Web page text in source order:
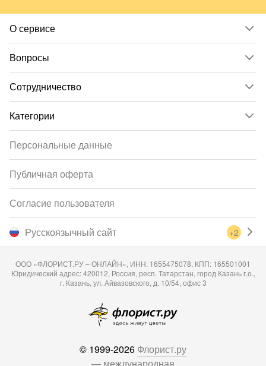
О сервисе
Вопросы
Сотрудничество
Категории
Русскоязычный сайт +2
Персональные данные
Публичная оферта
Согласие пользователя
ООО «ФЛОРИСТ.РУ – ОНЛАЙН», ИНН: 1655475078, КПП: 165501001
Юридический адрес: 420012, Россия, респ. Татарстан, город Казань г.о.,
г. Казань, ул. Айвазовского, д. 10/54, офис 3
© 1999-2026 Флорист.ру